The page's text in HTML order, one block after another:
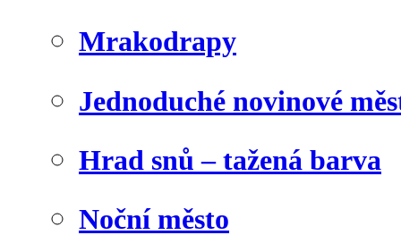
Mrakodrapy
Jednoduché novinové
Hrad snů – tažená barva
Noční město